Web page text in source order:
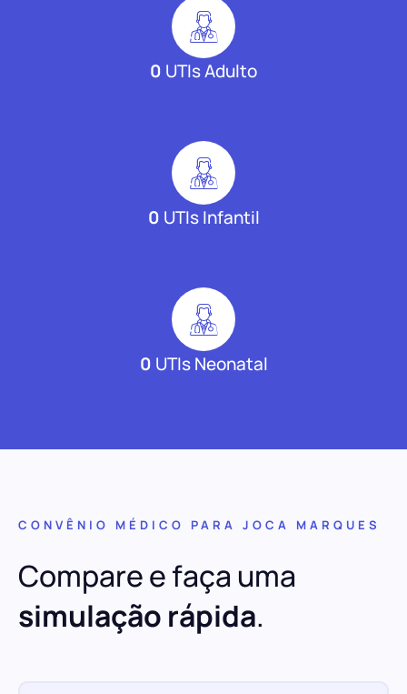
0 UTIs Adulto
0 UTIs Infantil
0 UTIs Neonatal
CONVÊNIO MÉDICO PARA JOCA MARQUES
Compare e faça uma
simulação rápida.